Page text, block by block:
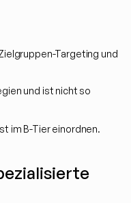
Targeting und
und ist nicht so
im B-Tier einordnen.